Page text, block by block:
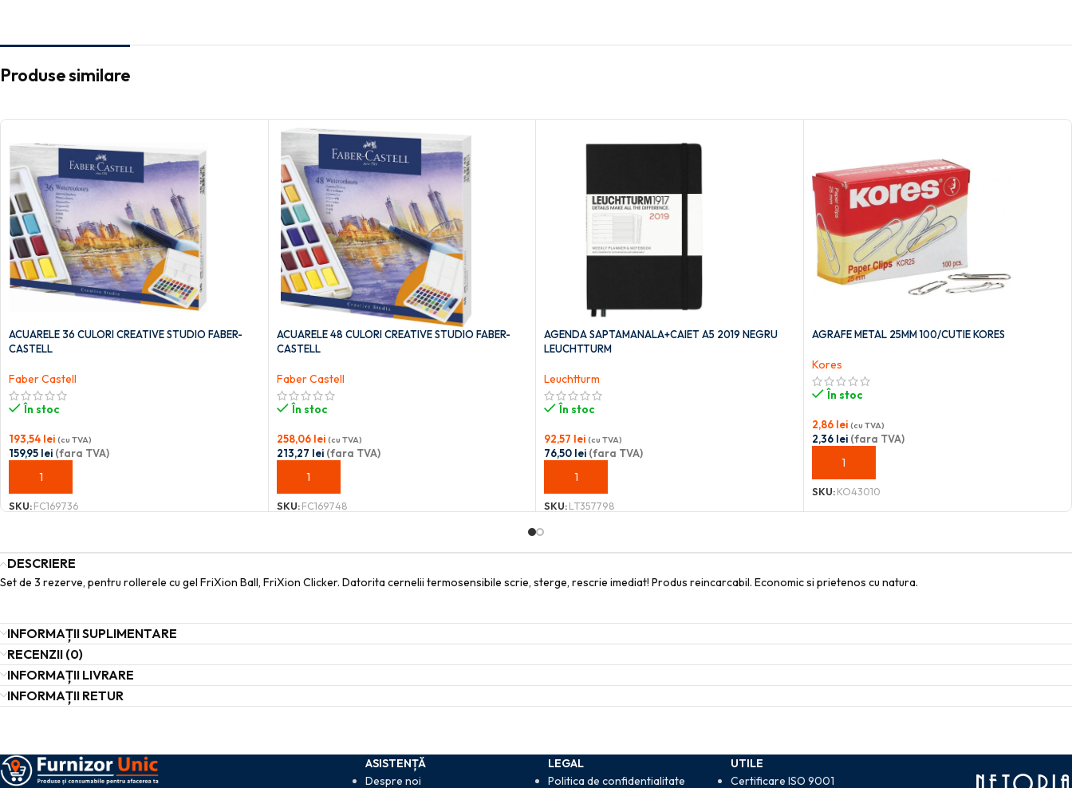
Produse similare
ACUARELE 36 CULORI CREATIVE STUDIO FABER-
CASTELL
Faber Castell
În stoc
193,54 lei (cu TVA)
159,95 lei (fara TVA)
ADAUGĂ ÎN COȘ
SKU:FC169736
ACUARELE 48 CULORI CREATIVE STUDIO FABER-
CASTELL
Faber Castell
În stoc
258,06 lei (cu TVA)
213,27 lei(fara TVA)
ADAUGĂ ÎN COȘ
SKU:FC169748
AGENDA SAPTAMANALA+CAIET A5 2019 NEGRU
LEUCHTTURM
Leuchtturm
În stoc
92,57 lei (cu TVA)
76,50 lei (fara TVA)
ADAUGĂ ÎN COȘ
SKU:LT357798
AGRAFE METAL 25MM 100/CUTIE KORES
Kores
În stoc
2,86 lei (cu TVA)
2,36 lei(fara TVA)
ADAUGĂ ÎN COȘ
SKU:KO43010
DESCRIERE
Set de 3 rezerve, pentru rollerele cu gel FriXion Ball, FriXion Clicker. Datorita cernelii termosensibile scrie, sterge, rescrie imediat! Produs reincarcabil. Economic si prietenos cu natura.
INFORMAȚII SUPLIMENTARE
RECENZII (0)
INFORMAȚII LIVRARE
INFORMAȚII RETUR
ASISTENȚĂ
Despre noi
LEGAL
Politica de confidentialitate
UTILE
Certificare ISO 9001